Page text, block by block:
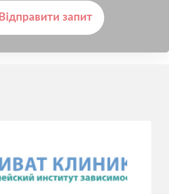
Відправити запит